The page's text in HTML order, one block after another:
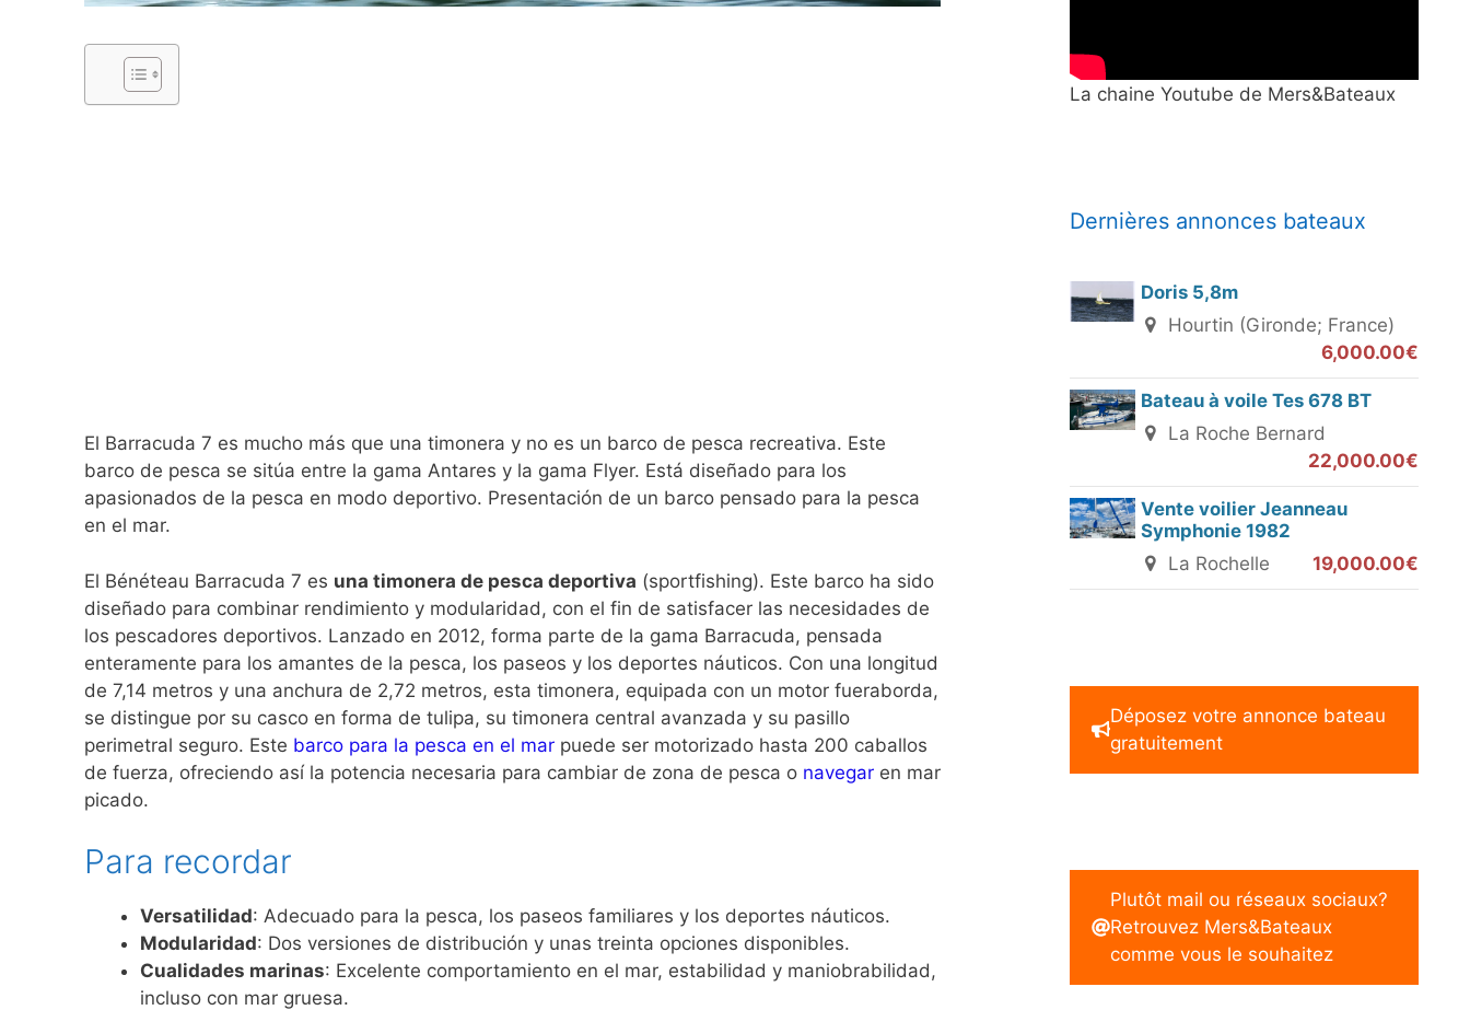
El Barracuda 7 es mucho más que una timonera y no es un barco de pesca recreativa. Este
barco de pesca se sitúa entre la gama Antares y la gama Flyer. Está diseñado para los
apasionados de la pesca en modo deportivo. Presentación de un barco pensado para la pesca
en el mar.
El Bénéteau Barracuda 7 es una timonera de pesca deportiva (sportfishing). Este barco ha sido
diseñado para combinar rendimiento y modularidad, con el fin de satisfacer las necesidades de
los pescadores deportivos. Lanzado en 2012, forma parte de la gama Barracuda, pensada
enteramente para los amantes de la pesca, los paseos y los deportes náuticos. Con una longitud
de 7,14 metros y una anchura de 2,72 metros, esta timonera, equipada con un motor fueraborda,
se distingue por su casco en forma de tulipa, su timonera central avanzada y su pasillo
perimetral seguro. Este barco para la pesca en el mar puede ser motorizado hasta 200 caballos
de fuerza, ofreciendo así la potencia necesaria para cambiar de zona de pesca o navegar en mar
picado.
Para recordar
Versatilidad: Adecuado para la pesca, los paseos familiares y los deportes náuticos.
Modularidad: Dos versiones de distribución y unas treinta opciones disponibles.
Cualidades marinas: Excelente comportamiento en el mar, estabilidad y maniobrabilidad,
incluso con mar gruesa.
La chaine Youtube de Mers&Bateaux
Dernières annonces bateaux
Doris 5,8m
Hourtin (Gironde; France)
6,000.00€
Bateau à voile Tes 678 BT
La Roche Bernard
22,000.00€
Vente voilier Jeanneau
Symphonie 1982
La Rochelle
19,000.00€
Déposez votre annonce bateau
gratuitement
Plutôt mail ou réseaux sociaux?
Retrouvez Mers&Bateaux
comme vous le souhaitez